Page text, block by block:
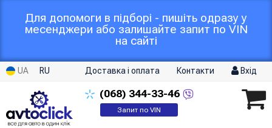
Для допомоги в підборі - пишіть одразу у
месенджери або залишайте запит по VIN
на сайті
UA RU Доставка і оплата Контакти Вхід
(068) 344-33-46
Запит по VIN